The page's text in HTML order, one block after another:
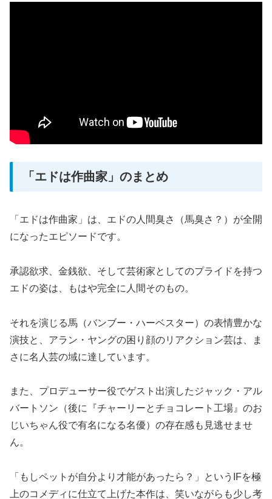
「エドは作曲家」のまとめ
「エドは作曲家」は、エドの人間臭さ（馬臭さ？）が全開
になったエピソードです。
承認欲求、金銭欲、そして芸術家としてのプライドを持つ
エドの姿は、もはや完全に人間そのもの。
それを演じる馬（バンブー・ハーベスター）の表情豊かな
演技と、アラン・ヤングの困り顔のリアクション芸は、ま
さに名人芸の域に達しています。
また、プロデューサー役でゲスト出演したジャック・アル
バートソン（後に『チャーリーとチョコレート工場』のお
じいちゃん役で有名になる名優）の存在感も見逃せませ
ん。
「もしペットが自分より才能があったら？」というIFを極
上のコメディに仕立て上げた本作は、笑いながらも少し考